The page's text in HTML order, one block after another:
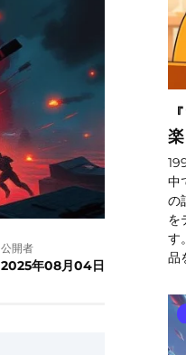
公開者
2025年08月04日
中
の
を
す
品